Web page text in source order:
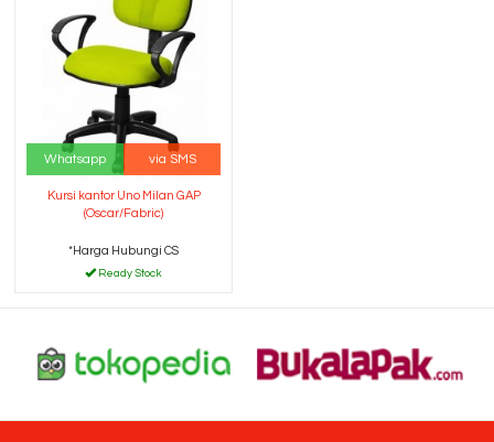
Whatsapp via SMS
Kursi kantor Uno Milan GAP
(Oscar/Fabric)
*Harga Hubungi CS
Ready Stock